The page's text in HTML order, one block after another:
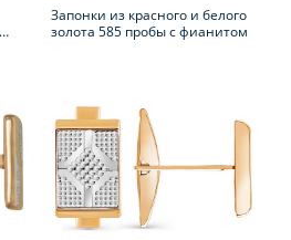
Запонки из красного и белого
золота 585 пробы с фианитом